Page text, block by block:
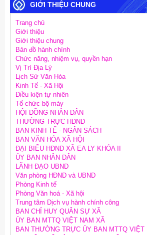
GIỚI THIỆU CHUNG
Trang chủ
Giới thiệu
Giới thiệu chung
Bản đồ hành chính
Chức năng, nhiệm vụ, quyền hạn
Vị Trí Địa Lý
Lịch Sử Văn Hóa
Kinh Tế - Xã Hội
Điều kiện tự nhiên
Tổ chức bộ máy
HỘI ĐỒNG NHÂN DÂN
THƯỜNG TRỰC HĐND
BAN KINH TẾ - NGÂN SÁCH
BAN VĂN HÓA XÃ HỘI
ĐẠI BIỂU HĐND XÃ EA LY KHÓA II
ỦY BAN NHÂN DÂN
LÃNH ĐẠO UBND
Văn phòng HĐND và UBND
Phòng Kinh tế
Phòng Văn hoá - Xã hội
Trung tâm Dịch vụ hành chính công
BAN CHỈ HUY QUÂN SỰ XÃ
ỦY BAN MTTQ VIỆT NAM XÃ
BAN THƯỜNG TRỰC ỦY BAN MTTQ VIỆT